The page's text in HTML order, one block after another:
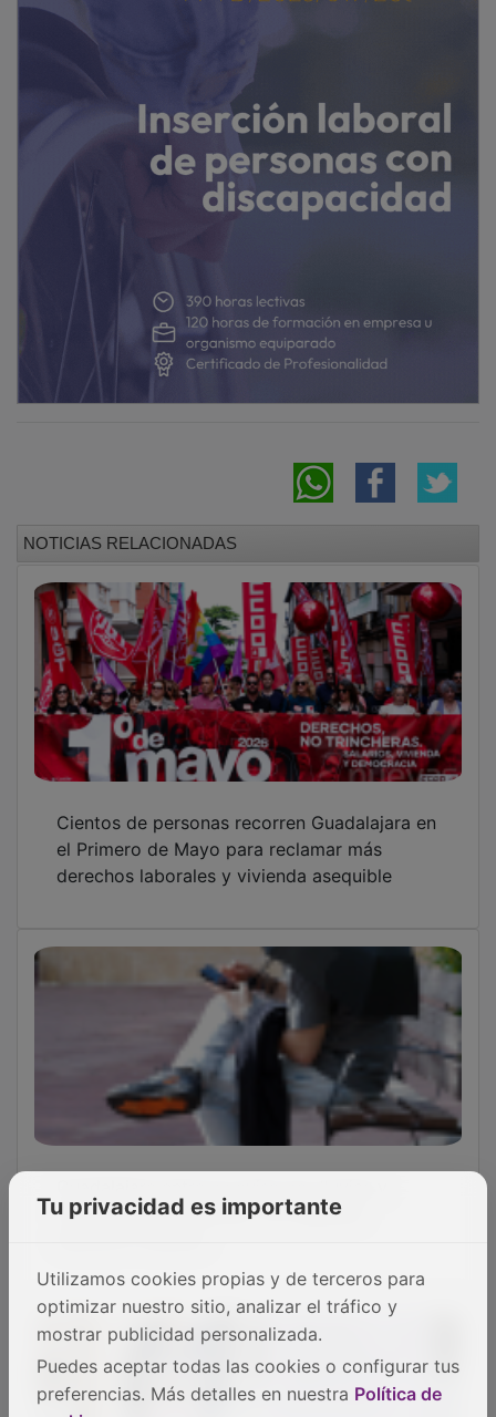
NOTICIAS RELACIONADAS
Cientos de personas recorren Guadalajara en
el Primero de Mayo para reclamar más
derechos laborales y vivienda asequible
tormentas este viernes, con especial
Tu privacidad es importante
Utilizamos cookies propias y de terceros para
optimizar nuestro sitio, analizar el tráfico y
mostrar publicidad personalizada.
Puedes aceptar todas las cookies o configurar tus
preferencias. Más detalles en nuestra Política de